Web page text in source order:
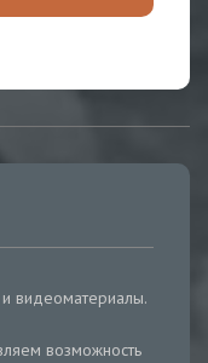
видеоматериалы.
возможность